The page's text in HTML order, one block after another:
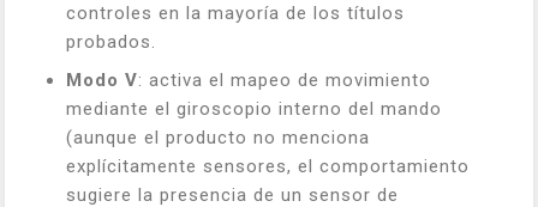
controles en la mayoría de los títulos
probados.
Modo V: activa el mapeo de movimiento
mediante el giroscopio interno del mando
(aunque el producto no menciona
explícitamente sensores, el comportamiento
sugiere la presencia de un sensor de